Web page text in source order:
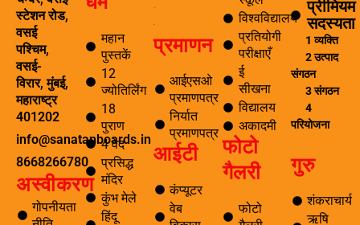
स्टेशन रोड,
वसई
पश्चिम,
वसई-
विरार, मुंबई,
महाराष्ट्र
401202
info@sanatanboards.in
8668266780
अस्वीकरण
गोपनीयता
महान
पुस्तकें
12
ज्योतिर्लिंग
18
पुराण
4 वेद
प्रसिद्ध
मंदिर
कुंभ मेले
हिंदू
प्रमाणन
आईएसओ
प्रमाणपत्र
निर्यात
प्रमाणपत्र
आईटी
कंप्यूटर
वेब
विश्वविद्यालय
प्रतियोगी
परीक्षाएँ
ई
सीखना
विद्यालय
अकादमी
फोटो
गैलरी
फोटो
प्रीमियम
सदस्यता
1 व्यक्ति
2 उत्पाद
संगठन
3 संगठन
4
परियोजना
गुरु
शंकराचार्य
ऋषि